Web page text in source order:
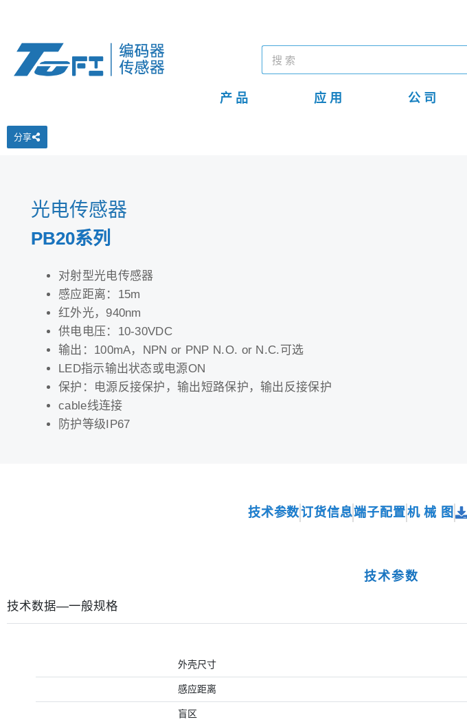
产 品 应 用 公 司
分享
光电传感器
PB20系列
对射型光电传感器
感应距离：15m
红外光，940nm
供电电压：10-30VDC
输出：100mA，NPN or PNP N.O. or N.C.可选
LED指示输出状态或电源ON
保护：电源反接保护，输出短路保护，输出反接保护
cable线连接
防护等级IP67
技术参数订货信息端子配置机 械 图
技术参数
技术数据—一般规格
外壳尺寸
感应距离
盲区